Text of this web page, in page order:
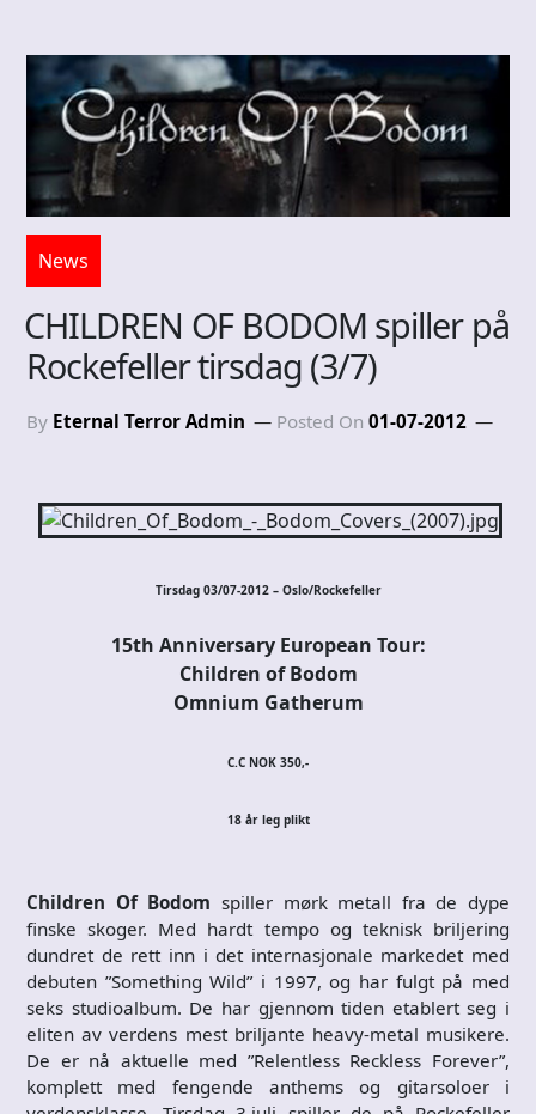
News
CHILDREN OF BODOM spiller på
Rockefeller tirsdag (3/7)
By Eternal Terror Admin Posted On 01-07-2012
Tirsdag 03/07-2012 – Oslo/Rockefeller
15th Anniversary European Tour:
Children of Bodom
Omnium Gatherum
C.C NOK 350,-
18 år leg plikt
Children Of Bodom spiller mørk metall fra de dype
finske skoger. Med hardt tempo og teknisk briljering
dundret de rett inn i det internasjonale markedet med
debuten ”Something Wild” i 1997, og har fulgt på med
seks studioalbum. De har gjennom tiden etablert seg i
eliten av verdens mest briljante heavy-metal musikere.
De er nå aktuelle med ”Relentless Reckless Forever”,
komplett med fengende anthems og gitarsoloer i